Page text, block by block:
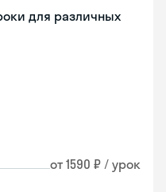
для различных
от 1590 ₽ / урок